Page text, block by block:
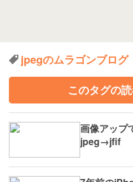
jpegのムラゴンブログ
このタグの
画像アップ
jpeg→jfif